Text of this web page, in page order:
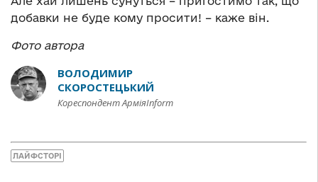
добавки не буде кому просити! – каже він.
Фото автора
ВОЛОДИМИР
СКОРОСТЕЦЬКИЙ
Кореспондент АрміяInform
ЛАЙФСТОРІ